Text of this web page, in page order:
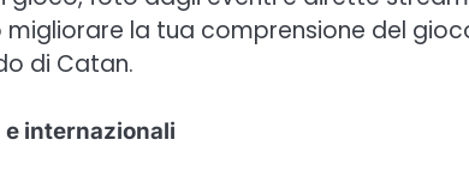
la tua comprensione del
di Catan.
internazionali